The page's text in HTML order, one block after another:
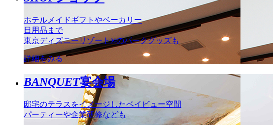
ホテルメイドギフトやベーカリー
日用品まで
東京ディズニーリゾート®のパークグッズも
詳細をみる
BANQUET宴会場
邸宅のテラスをイメージしたベイビュー空間
パーティーや企業研修なども